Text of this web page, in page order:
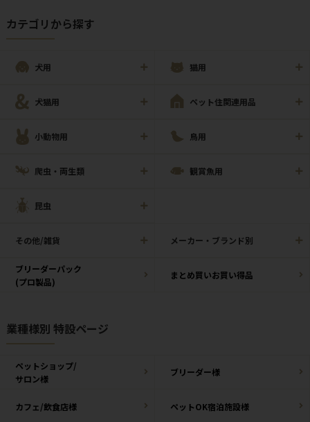
カテゴリから探す
犬用 猫用
犬猫用 ペット住関連用品
小動物用 鳥用
爬虫・両生類 観賞魚用
昆虫
その他/雑貨 メーカー・ブランド別
ブリーダーパック
(プロ製品)
まとめ買いお買い得品
業種様別 特設ページ
ペットショップ/
サロン様
ブリーダー様
カフェ/飲食店様 ペットOK宿泊施設様